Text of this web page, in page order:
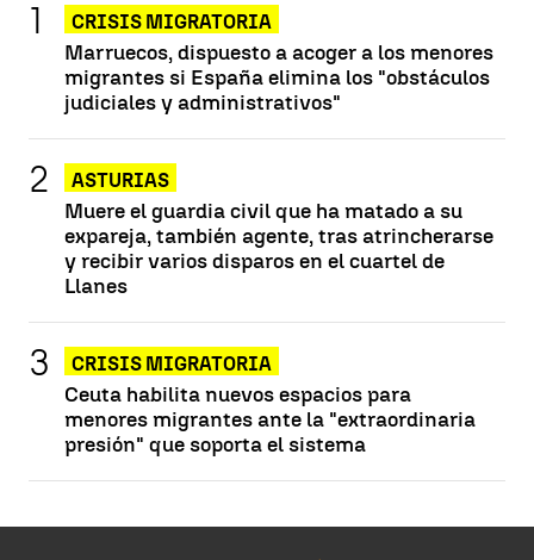
CRISIS MIGRATORIA
Marruecos, dispuesto a acoger a los menores
migrantes si España elimina los "obstáculos
judiciales y administrativos"
ASTURIAS
Muere el guardia civil que ha matado a su
expareja, también agente, tras atrincherarse
y recibir varios disparos en el cuartel de
Llanes
CRISIS MIGRATORIA
Ceuta habilita nuevos espacios para
menores migrantes ante la "extraordinaria
presión" que soporta el sistema